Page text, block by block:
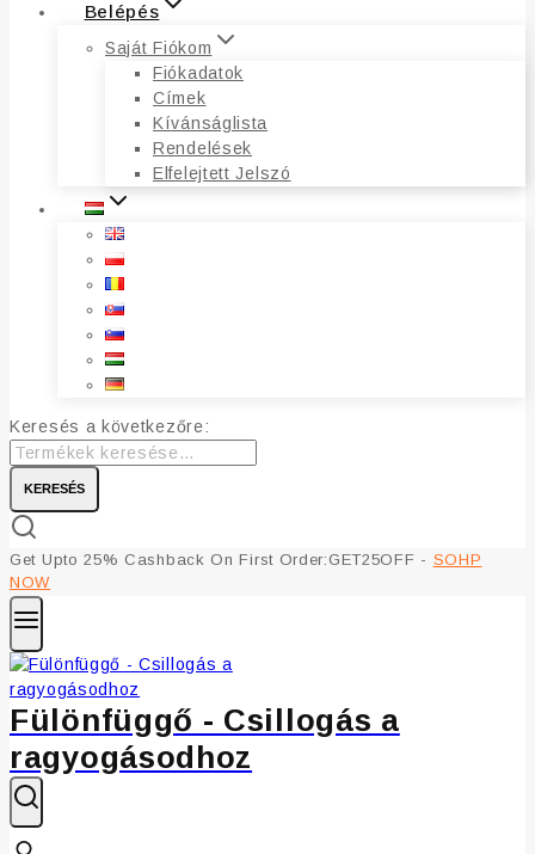
Belépés
Saját Fiókom
Fiókadatok
Címek
Kívánságlista
Rendelések
Elfelejtett Jelszó
Keresés a következőre:
KERESÉS
Get Upto 25% Cashback On First Order:GET25OFF - SOHP
NOW
Fülönfüggő - Csillogás a
ragyogásodhoz